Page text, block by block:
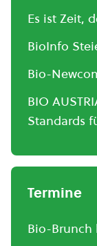
Es ist Zeit,
BioInfo
Bio-
BIO
Standards
Termine
Bio-Brunch